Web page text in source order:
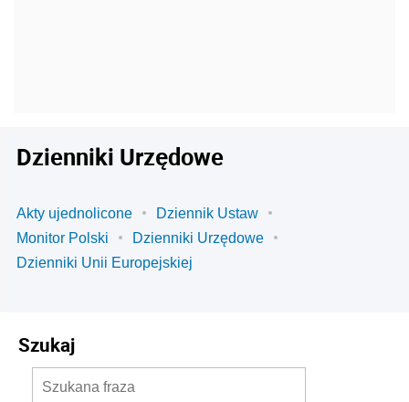
Dzienniki Urzędowe
Akty ujednolicone
Dziennik Ustaw
Monitor Polski
Dzienniki Urzędowe
Dzienniki Unii Europejskiej
Szukaj